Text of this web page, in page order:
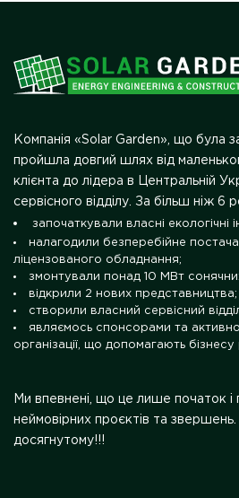
Компанія «Solar Garden», що була
пройшла довгий шлях від
клієнта до лідера в Центральній
сервісного відділу. За більш ніж 6
започаткували власні екологічні
налагодили безперебійне
ліцензованого обладнання;
змонтували понад 10 МВт
відкрили 2 нових представництва;
створили власний сервісний
являємось спонсорами та активно
організації, що допомагають бізнесу
Ми впевнені, що це лише початок і
неймовірних проєктів та
досягнутому!!!